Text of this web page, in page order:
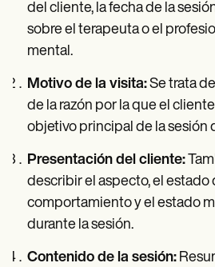
del cliente, la fecha de la
sobre el terapeuta o el
mental.
Motivo de la visita:Se trata
de la razón por la que el
objetivo principal de la sesión
Presentación del cliente:
describir el aspecto, el estado
comportamiento y el estado
durante la sesión.
Contenido de la sesión: